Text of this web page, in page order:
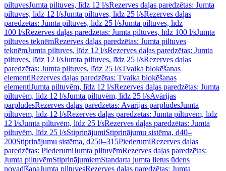
piltuvesJumta piltuves, līdz 12 l/sRezerves daļas paredzētas: Jumta
piltuves, līdz 12 l/sJumta piltuves, līdz 25 l/sRezerves daļas
paredzētas: Jumta piltuves, līdz 25 l/sJumta piltuves, līdz
100 l/sRezerves daļas paredzētas: Jumta piltuves, līdz 100 l/sJumta
piltuves teknēmRezerves daļas paredzētas: Jumta piltuves
teknēmJumta piltuves, līdz 12 l/sRezerves daļas paredzētas: Jumta
piltuves, līdz 12 l/sJumta piltuves, līdz 25 l/sRezerves daļas
paredzētas: Jumta piltuves, līdz 25 l/sTvaika bloķēšanas
elementiRezerves daļas paredzētas: Tvaika bloķēšanas
elementiJumta piltuvēm, līdz 12 l/sRezerves daļas paredzētas: Jumta
piltuvēm, līdz 12 l/sJumta piltuvēm, līdz 25 l/sAvārijas
pārplūdesRezerves daļas paredzētas: Avārijas pārplūdesJumta
piltuvēm, līdz 12 l/sRezerves daļas paredzētas: Jumta piltuvēm, līdz
12 l/sJumta piltuvēm, līdz 25 l/sRezerves daļas paredzētas: Jumta
piltuvēm, līdz 25 l/sStiprinājumiStiprinājumu sistēma, d40–
200Stiprinājumu sistēma, d250–315PiederumiRezerves daļas
paredzētas: PiederumiJumta piltuvēmRezerves daļas paredzētas:
Jumta piltuvēmStiprinājumiemStandarta jumta lietus ūdens
novadīšanaJumta piltuvesRezerves daļas paredzētas: Jumta